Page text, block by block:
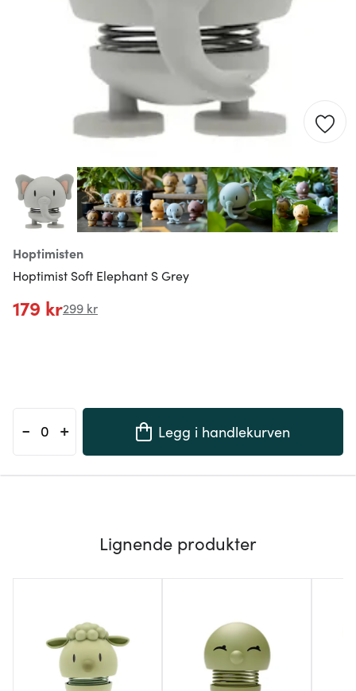
Hoptimisten
Hoptimist Soft Elephant S Grey
179 kr299 kr
- + Legg i handlekurven
Lignende produkter